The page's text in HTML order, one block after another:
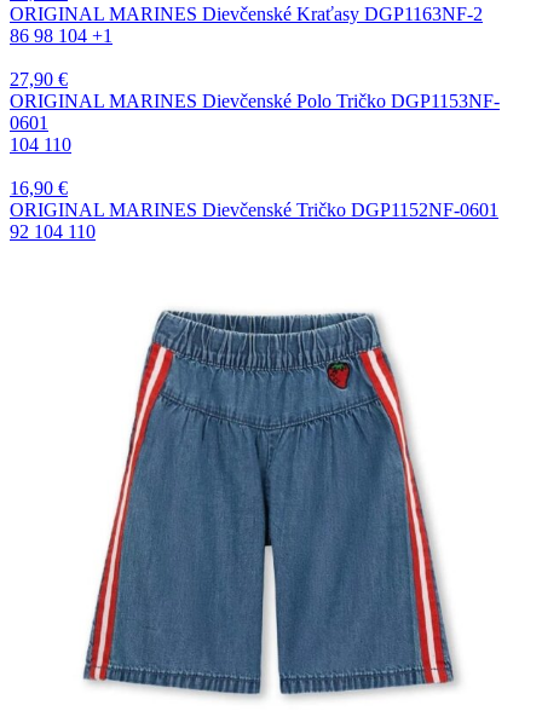
ORIGINAL MARINES Dievčenské Kraťasy DGP1163NF-2
86 98 104 +1
27,90 €
ORIGINAL MARINES Dievčenské Polo Tričko DGP1153NF-
0601
104 110
16,90 €
ORIGINAL MARINES Dievčenské Tričko DGP1152NF-0601
92 104 110